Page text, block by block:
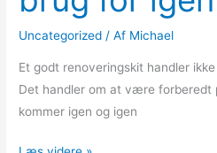
Uncategorized / Af Michael
Et godt renoveringskit handler
Det handler om at være forberedt
kommer igen og igen